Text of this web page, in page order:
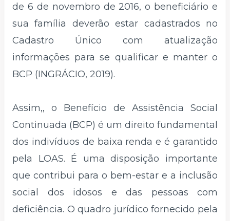
de 6 de novembro de 2016, o beneficiário e
sua família deverão estar cadastrados no
Cadastro Único com atualização
informações para se qualificar e manter o
BCP (INGRÁCIO, 2019).
Assim,, o Benefício de Assistência Social
Continuada (BCP) é um direito fundamental
dos indivíduos de baixa renda e é garantido
pela LOAS. É uma disposição importante
que contribui para o bem-estar e a inclusão
social dos idosos e das pessoas com
deficiência. O quadro jurídico fornecido pela